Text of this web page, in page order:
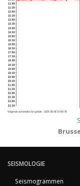
11:00
11:30
12:00
12:30
13:00
13:30
14:00
14:30
15:00
15:30
16:00
16:30
17:00
17:30
18:00
18:30
19:00
19:30
20:00
20:30
21:00
21:30
22:00
22:30
23:00
23:30
Volgende automatische update : 2026-08-08 10:49:40
SEISMOLOGIE
Seismogrammen